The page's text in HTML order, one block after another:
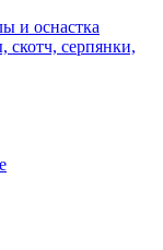
и оснастка
серпянки,